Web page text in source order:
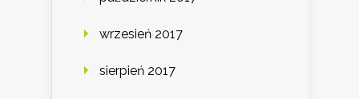
wrzesień 2017
sierpień 2017